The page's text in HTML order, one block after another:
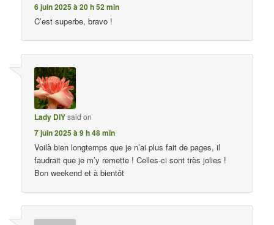
6 juin 2025 à 20 h 52 min
C’est superbe, bravo !
Lady DIYsaid on
7 juin 2025 à 9 h 48 min
Voilà bien longtemps que je n’ai plus fait de pages, il
faudrait que je m’y remette ! Celles-ci sont très jolies !
Bon weekend et à bientôt